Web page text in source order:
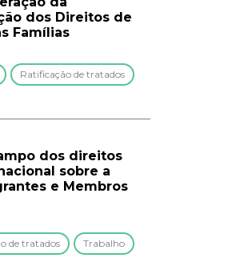
dos Direitos de
Famílias
Ratificação de tratados
dos direitos
sobre a
e Membros
de tratados Trabalho